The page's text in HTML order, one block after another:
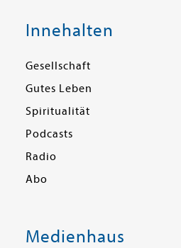
Innehalten
Gesellschaft
Gutes Leben
Spiritualität
Podcasts
Radio
Abo
Medienhaus